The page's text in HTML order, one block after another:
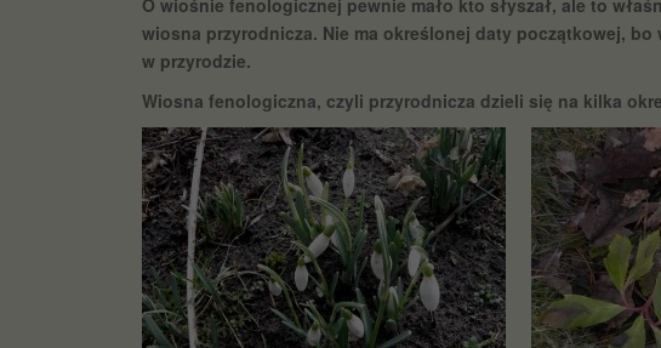
O wiośnie fenologicznej pewnie mało kto słyszał, ale to
wiosna przyrodnicza. Nie ma określonej daty początkowej, bo
w przyrodzie.
Wiosna fenologiczna, czyli przyrodnicza dzieli się na kilka